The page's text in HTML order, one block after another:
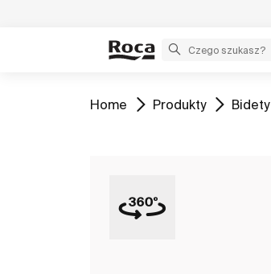
Zobacz
Home Zobacz
Produkty Zobacz
Bidety